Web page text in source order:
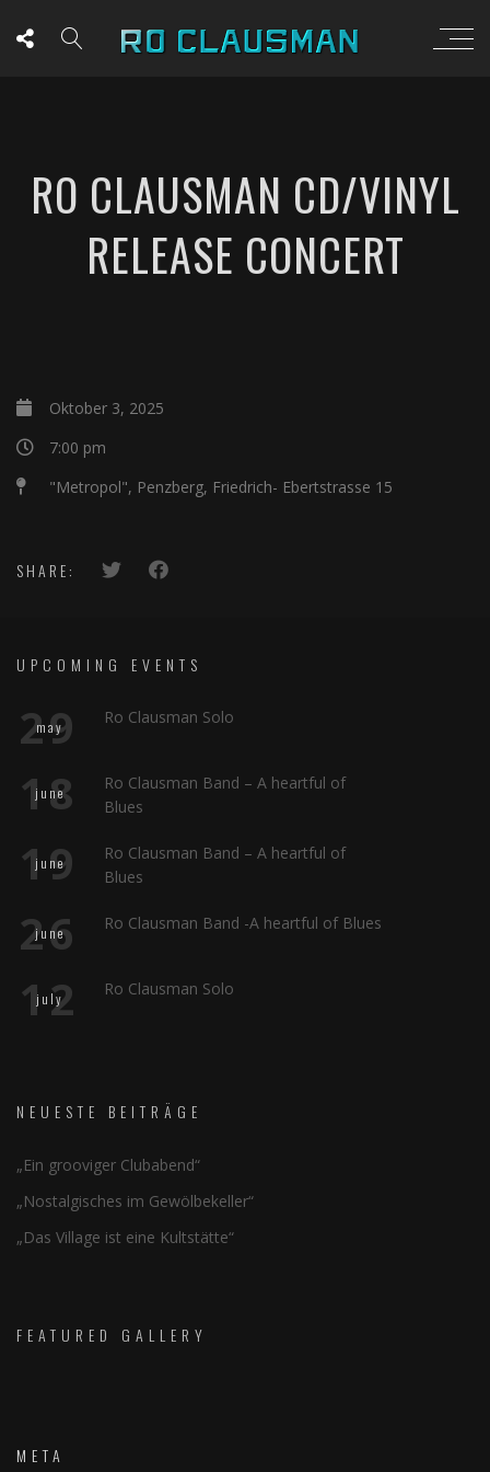
RO CLAUSMAN CD/VINYL
RELEASE CONCERT
Oktober 3, 2025
7:00 pm
"Metropol", Penzberg, Friedrich- Ebertstrasse 15
SHARE:
UPCOMING EVENTS
29
may Ro Clausman Solo
18
june
Ro Clausman Band – A heartful of
Blues
19
june
Ro Clausman Band – A heartful of
Blues
26
june Ro Clausman Band -A heartful of Blues
12
july Ro Clausman Solo
NEUESTE BEITRÄGE
„Ein grooviger Clubabend“
„Nostalgisches im Gewölbekeller“
„Das Village ist eine Kultstätte“
FEATURED GALLERY
META